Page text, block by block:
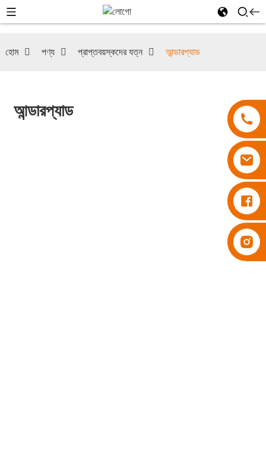
হোম পণ্য প্রাপ্তবয়স্কদের যত্ন আন্ডারপ্যাড
আন্ডারপ্যাড